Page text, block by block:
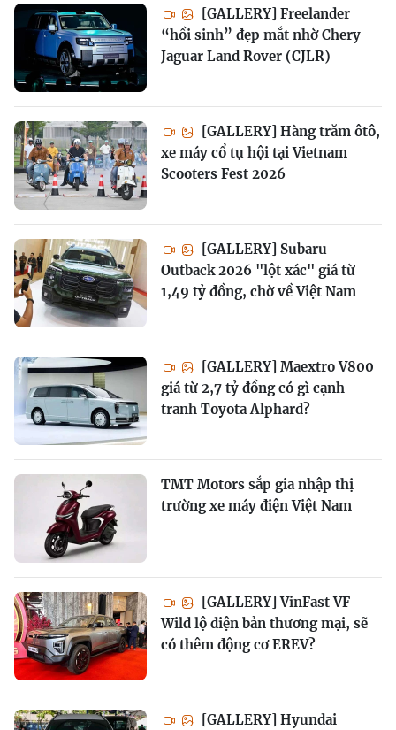
[GALLERY] Freelander
“hồi sinh” đẹp mắt nhờ Chery
Jaguar Land Rover (CJLR)
[GALLERY] Hàng trăm ôtô,
xe máy cổ tụ hội tại Vietnam
Scooters Fest 2026
[GALLERY] Subaru
Outback 2026 "lột xác" giá từ
1,49 tỷ đồng, chờ về Việt Nam
[GALLERY] Maextro V800
giá từ 2,7 tỷ đồng có gì cạnh
tranh Toyota Alphard?
TMT Motors sắp gia nhập thị
trường xe máy điện Việt Nam
[GALLERY] VinFast VF
Wild lộ diện bản thương mại, sẽ
có thêm động cơ EREV?
[GALLERY] Hyundai